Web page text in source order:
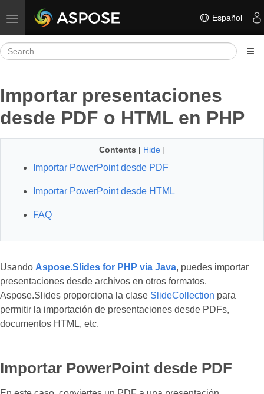
Toggle navigation Español
Importar presentaciones
desde PDF o HTML en PHP
Contents [ Hide ]
Importar PowerPoint desde PDF
Importar PowerPoint desde HTML
FAQ
Usando Aspose.Slides for PHP via Java, puedes importar
presentaciones desde archivos en otros formatos.
Aspose.Slides proporciona la clase SlideCollection para
permitir la importación de presentaciones desde PDFs,
documentos HTML, etc.
Importar PowerPoint desde PDF